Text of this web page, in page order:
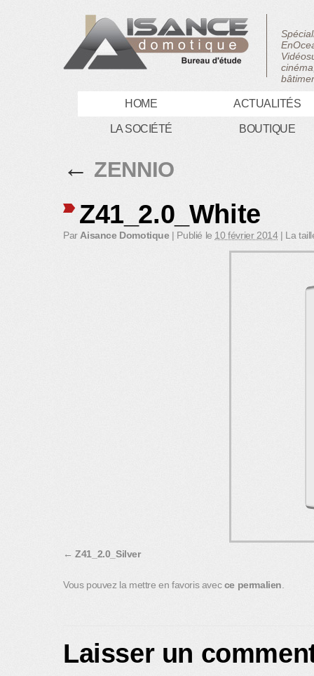
HOME ACTUALITÉS
LA SOCIÉTÉ BOUTIQUE
← ZENNIO
Z41_2.0_White
Par Aisance Domotique | Publié le 10 février 2014 | La
Z41_2.0_Silver
Vous pouvez la mettre en favoris avecce permalien
Laisser un